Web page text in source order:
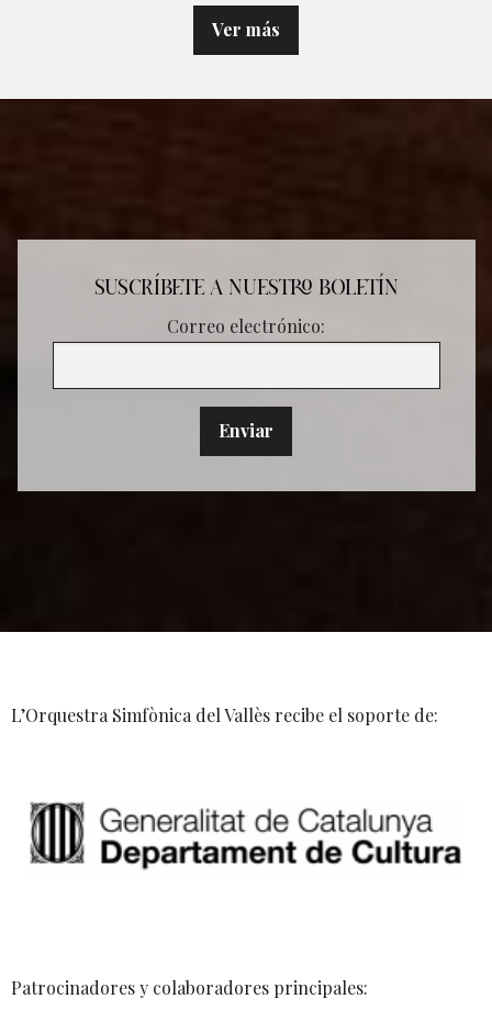
Ver más
SUSCRÍBETE A NUESTRO BOLETÍN
Correo electrónico:
L’Orquestra Simfònica del Vallès recibe el soporte de:
Patrocinadores y colaboradores principales: